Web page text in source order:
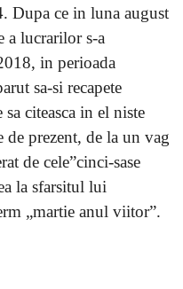
Dupa ce in luna august
a lucrarilor s-a
in perioada
sa-si recapete
citeasca in el niste
de prezent, de la un vag
de cele”cinci-sase
la sfarsitul lui
„martie anul viitor”.